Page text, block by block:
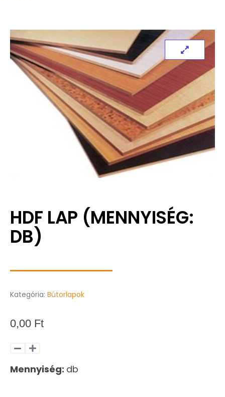
HDF LAP (MENNYISÉG:
DB)
Kategória: Bútorlapok
0,00 Ft
Mennyiség: db